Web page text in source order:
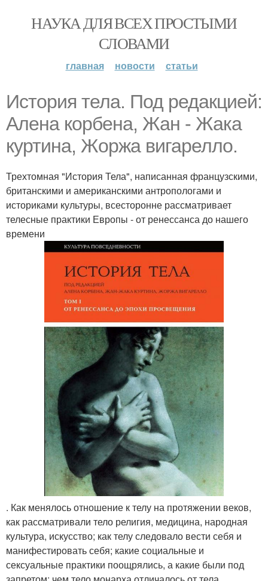
НАУКА ДЛЯ ВСЕХ ПРОСТЫМИ
СЛОВАМИ
главная новости статьи
История тела. Под редакцией:
Алена корбена, Жан - Жака
куртина, Жоржа вигарелло.
Трехтомная "История Тела", написанная французскими,
британскими и американскими антропологами и
историками культуры, всесторонне рассматривает
телесные практики Европы - от ренессанса до нашего
времени
. Как менялось отношение к телу на протяжении веков,
как рассматривали тело религия, медицина, народная
культура, искусство; как телу следовало вести себя и
манифестировать себя; какие социальные и
сексуальные практики поощрялись, а какие были под